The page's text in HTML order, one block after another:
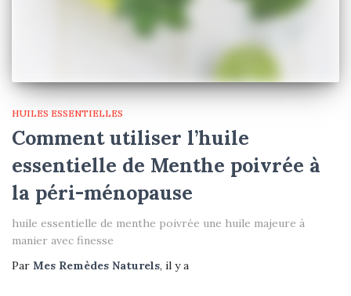
HUILES ESSENTIELLES
Comment utiliser l’huile
essentielle de Menthe poivrée à
la péri-ménopause
huile essentielle de menthe poivrée une huile majeure à
manier avec finesse
Par Mes Remèdes Naturels, il y a